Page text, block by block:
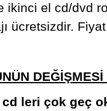
ikinci el cd/dvd
ücretsizdir.
leri çok geç